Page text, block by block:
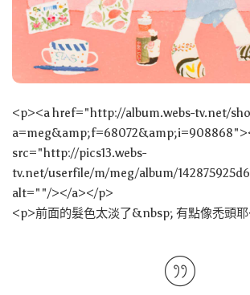
<p><a href="http://album.webs-tv.net/
src="http://pics13.webs-
tv.net/userfile/m/meg/album/
alt=""/></a></p>
<p>前面的髮色太淡了&nbsp; 有點像禿頭